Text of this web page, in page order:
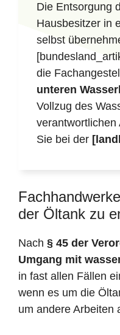
Die Entsorgung
Hausbesitzer in
selbst
die
unteren
Vollzug des
verantwortlichen
Sie bei der
der Öltank zu
Nach § 45 der
Umgang mit
in fast allen Fällen
wenn es um die
um andere Arbeiten